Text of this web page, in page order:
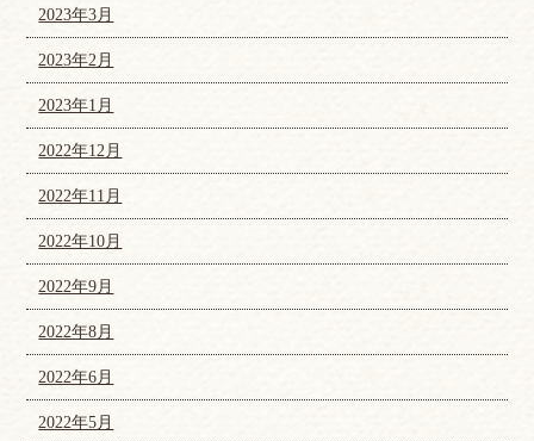
2023年3月
2023年2月
2023年1月
2022年12月
2022年11月
2022年10月
2022年9月
2022年8月
2022年6月
2022年5月